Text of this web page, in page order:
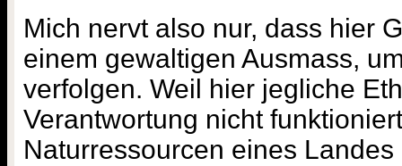
Mich nervt also nur, dass hier
einem gewaltigen Ausmass,
verfolgen. Weil hier jegliche
Verantwortung nicht
Naturressourcen eines